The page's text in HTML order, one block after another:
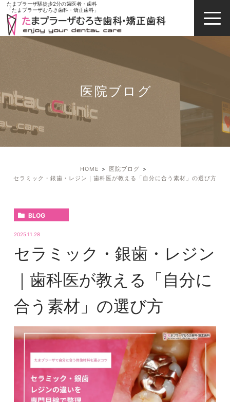
たまプラーザ駅徒歩2分の歯医者・歯科
「たまプラーザむろき歯科・矯正歯科」
医院ブログ
HOME
医院ブログ
セラミック・銀歯・レジン｜歯科医が教える「自分に合う素材」の選び方
BLOG
2025.11.28
セラミック・銀歯・レジン
｜歯科医が教える「自分に
合う素材」の選び方